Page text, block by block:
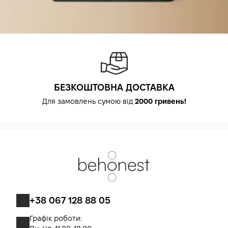
БЕЗКОШТОВНА ДОСТАВКА
Для замовлень сумою від 2000 гривень!
+38 067 128 88 05
Графік роботи: